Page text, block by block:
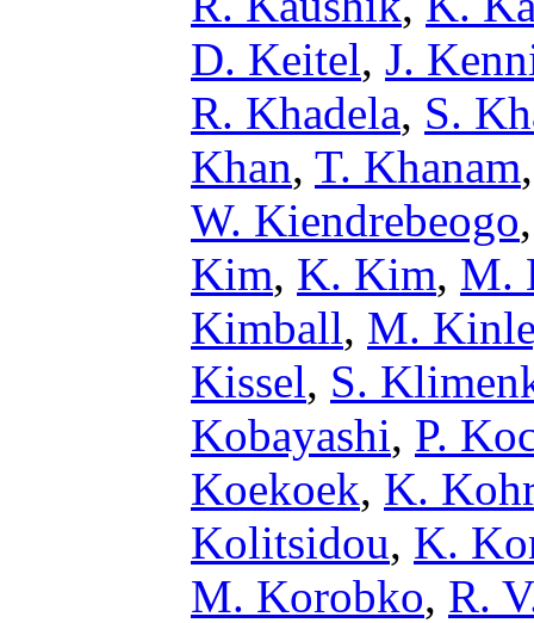
D. Keitel, J.
R. Khadela, S.
Khan, T. Khanam
W. Kiendrebeogo
Kim, K. Kim, M.
Kimball, M.
Kissel, S.
Kobayashi, P.
Koekoek, K.
Kolitsidou, K.
M. Korobko, R.